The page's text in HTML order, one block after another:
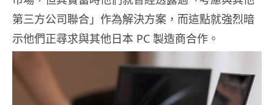
第三方公司聯合」作為解決方案，而這點就強烈暗
示他們正尋求與其他日本 PC 製造商合作。